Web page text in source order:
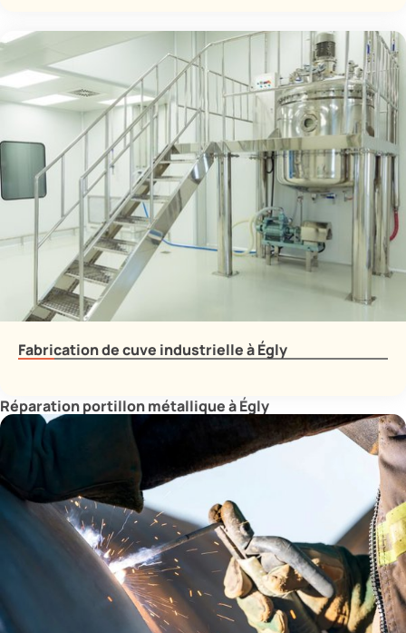
Fabrication de cuve industrielle à Égly
Réparation portillon métallique à Égly